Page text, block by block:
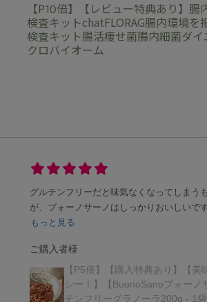
【P10倍】【レビュー特典あり】腸
検査キットchatFLORAG腸内環境を
検査キット腸活痩せ菌腸内細菌ダイ
クロバイオーム
グルテンフリーだと味気なくなってしまう
が、ブォーノサーノはしっかりおいしいで
もっと見る
ご購入者様
【P5倍】【購入特典あり】【美
シー！】【BuonoSanoブォーノ
テンフリーグラノーラ200g - 1袋